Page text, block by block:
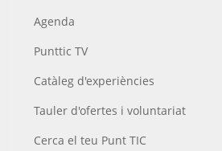
Agenda
Punttic TV
Catàleg d'experiències
Tauler d'ofertes i voluntariat
Cerca el teu Punt TIC